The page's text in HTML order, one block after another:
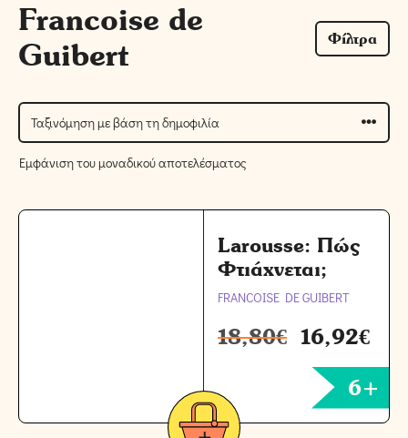
Francoise de
Guibert
Φίλτρα
Εμφάνιση του μοναδικού αποτελέσματος
Larousse: Πώς
Φτιάχνεται;
FRANCOISE DE GUIBERT
18,80€ 16,92€
6+